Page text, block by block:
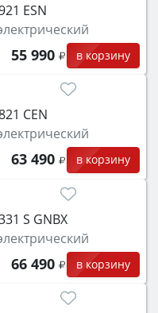
ESN
55 990 в корзину
CEN
63 490 в корзину
S GNBX
66 490 в корзину